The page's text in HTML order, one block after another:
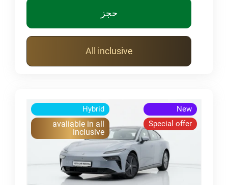
حجز
All inclusive
New
Special offer
Hybrid
avaliable in all
inclusive